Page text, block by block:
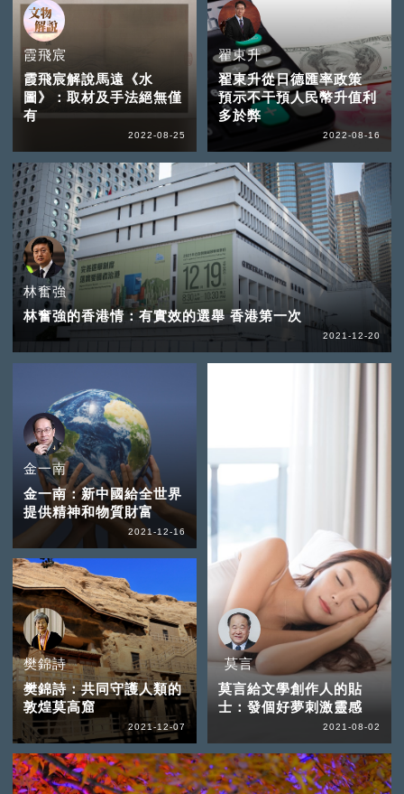
霞飛宸
霞飛宸解說馬遠《水
圖》：取材及手法絕無僅
有
2022-08-25
翟東升
翟東升從日德匯率政策
預示不干預人民幣升值利
多於弊
2022-08-16
林奮強
林奮強的香港情：有實效的選舉 香港第一次
2021-12-20
金一南
金一南：新中國給全世界
提供精神和物質財富
2021-12-16
樊錦詩
樊錦詩：共同守護人類的
敦煌莫高窟
2021-12-07
莫言
莫言給文學創作人的貼
士：發個好夢刺激靈感
2021-08-02